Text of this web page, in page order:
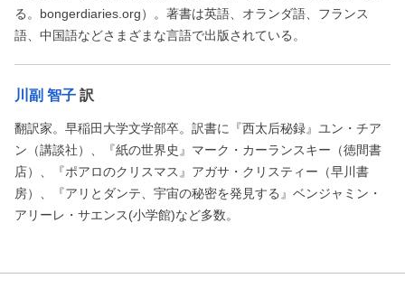
る。bongerdiaries.org）。著書は英語、オランダ語、フランス
語、中国語などさまざまな言語で出版されている。
川副 智子 訳
翻訳家。早稲田大学文学部卒。訳書に『西太后秘録』ユン・チア
ン（講談社）、『紙の世界史』マーク・カーランスキー（徳間書
店）、『ポアロのクリスマス』アガサ・クリスティー（早川書
房）、『アリとダンテ、宇宙の秘密を発見する』ベンジャミン・
アリーレ・サエンス(小学館)など多数。